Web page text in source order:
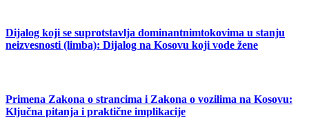
Dijalog koji se suprotstavlja dominantnimtokovima u stanju
neizvesnosti (limba): Dijalog na Kosovu koji vode žene
Primena Zakona o strancima i Zakona o vozilima na Kosovu:
Ključna pitanja i praktične implikacije